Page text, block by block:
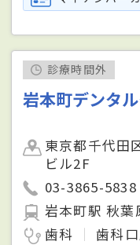
診療時間外
岩本町デンタ
東京都千代田
ビル2F
03-3865-5838
岩本町駅 秋葉
歯科
歯科